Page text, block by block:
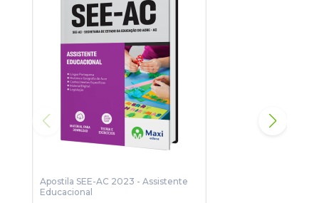
Apostila SEE-AC 2023 - Assistente
Educacional